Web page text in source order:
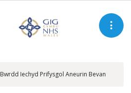
Bwrdd Iechyd Prifysgol Aneurin Bevan